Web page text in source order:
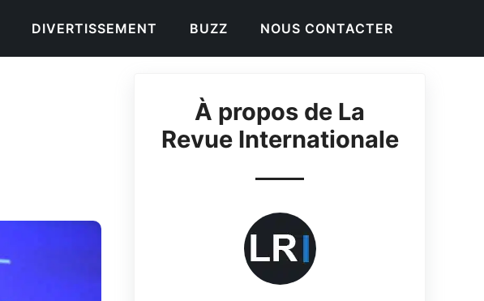
DIVERTISSEMENT BUZZ NOUS CONTACTER
À propos de La
Revue Internationale